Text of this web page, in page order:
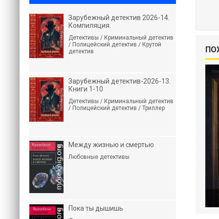
Зарубежный детектив 2026-14.
Компиляция.
Детективы / Криминальный детектив
/ Полицейский детектив / Крутой
детектив
Зарубежный детектив-2026-13.
Книги 1-10
Детективы / Криминальный детектив
/ Полицейский детектив / Триллер
Между жизнью и смертью
Любовные детективы
Пока ты дышишь